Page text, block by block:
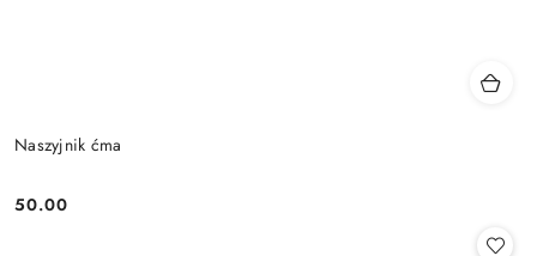
Naszyjnik ćma
Cena:
50.00